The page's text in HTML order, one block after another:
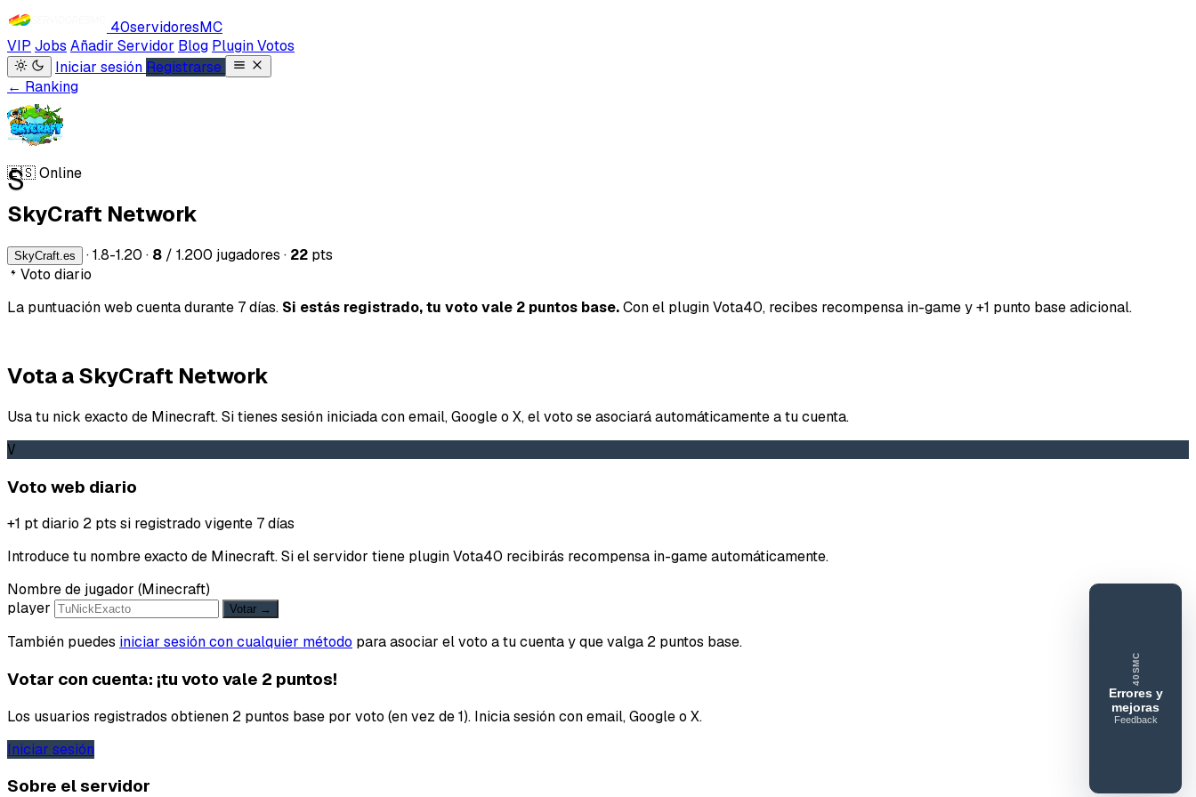
40servidoresMC
VIP Jobs Añadir Servidor Blog Plugin Votos
Iniciar sesión Registrarse
← Ranking
S
🇪🇸Online
SkyCraft Network
SkyCraft.es ·1.8-1.20 · 8 / 1.200 jugadores · 22 pts
Voto diario
La puntuación web cuenta durante 7 días. Si estás registrado, tu voto vale 2 puntos base.Con el plugin Vota40, recibes recompensa in-game y +1 punto base adicional.
Vota a SkyCraft Network
Usa tu nick exacto de Minecraft. Si tienes sesión iniciada con email, Google o X, el voto se asociará automáticamente a tu cuenta.
V
Voto web diario
+1 pt diario 2 pts si registrado vigente 7 días
Introduce tu nombre exacto de Minecraft. Si el servidor tiene plugin Vota40 recibirás recompensa in-game automáticamente.
Nombre de jugador (Minecraft)
player
Votar →
También puedes iniciar sesión con cualquier método para asociar el voto a tu cuenta y que valga 2 puntos base.
Votar con cuenta: ¡tu voto vale 2 puntos!
Los usuarios registrados obtienen 2 puntos base por voto (en vez de 1). Inicia sesión con email, Google o X.
Iniciar sesión
Sobre el servidor
40SMC
Errores y
mejoras
Feedback
Reportar error o mejora